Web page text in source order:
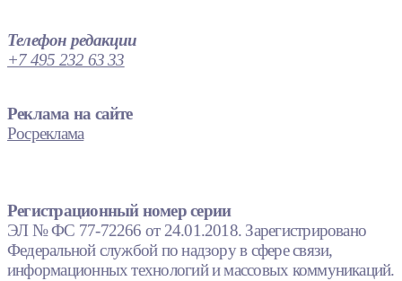
Телефон редакции
+7 495 232 63 33
Реклама на сайте
Росреклама
Регистрационный номер серии
ЭЛ № ФС 77-72266 от 24.01.2018. Зарегистрировано
Федеральной службой по надзору в сфере связи,
информационных технологий и массовых коммуникаций.